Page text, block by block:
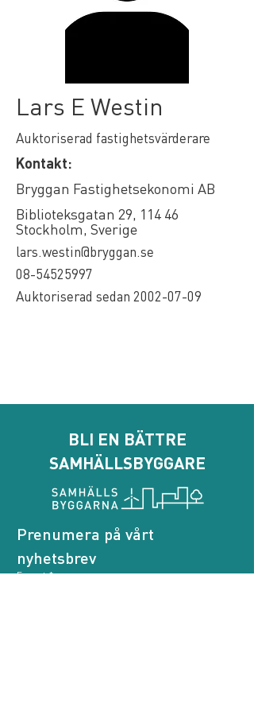
Lars E Westin
Auktoriserad fastighetsvärderare
Kontakt:
Bryggan Fastighetsekonomi AB
Biblioteksgatan 29, 114 46
Stockholm, Sverige
lars.westin@bryggan.se
08-54525997
Auktoriserad sedan 2002-07-09
BLI EN BÄTTRE
SAMHÄLLSBYGGARE
Prenumera på vårt
nyhetsbrev
E-post *